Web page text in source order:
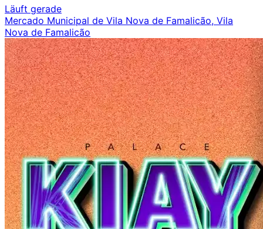
Läuft gerade
Mercado Municipal de Vila Nova de Famalicão, Vila
Nova de Famalicão